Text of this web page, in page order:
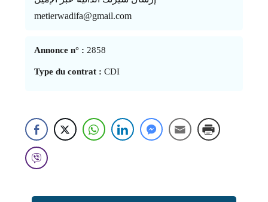
metierwadifa@gmail.com
Annonce n° : 2858
Type du contrat : CDI